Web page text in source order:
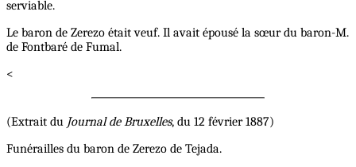
serviable.
Le baron de Zerezo était veuf. Il avait épousé la sœur du baron-M.
de Fontbaré de Fumal.
<
(Extrait du Journal de Bruxelles, du 12 février 1887)
Funérailles du baron de Zerezo de Tejada.